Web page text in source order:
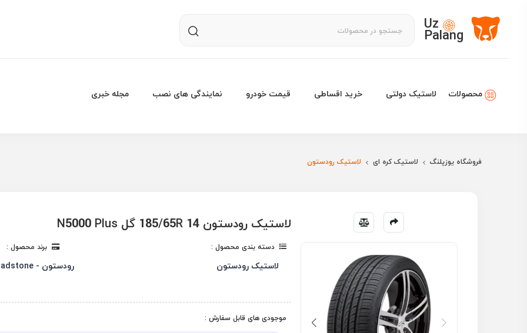
Uz
Palang
محصولات لاستیک دولتی خرید اقساطی قیمت خودرو نمایندگی های نصب مجله خبری
فروشگاه یوزپلنگ لاستیک کره ای لاستیک رودستون
لاستیک رودستون 185/65R 14 گل N5000 Plus
دسته بندی محصول :
لاستیک رودستون
برند محصول :
رودستون - Roadstone
موجودی های قابل سفارش :